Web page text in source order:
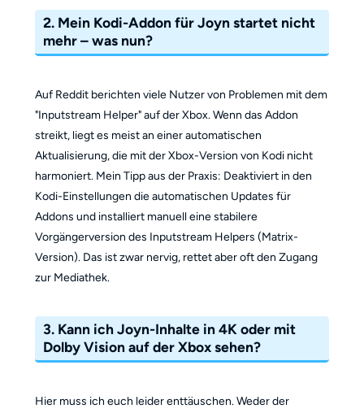
2. Mein Kodi-Addon für Joyn startet nicht
mehr – was nun?
Auf Reddit berichten viele Nutzer von Problemen mit dem
"Inputstream Helper" auf der Xbox. Wenn das Addon
streikt, liegt es meist an einer automatischen
Aktualisierung, die mit der Xbox-Version von Kodi nicht
harmoniert. Mein Tipp aus der Praxis: Deaktiviert in den
Kodi-Einstellungen die automatischen Updates für
Addons und installiert manuell eine stabilere
Vorgängerversion des Inputstream Helpers (Matrix-
Version). Das ist zwar nervig, rettet aber oft den Zugang
zur Mediathek.
3. Kann ich Joyn-Inhalte in 4K oder mit
Dolby Vision auf der Xbox sehen?
Hier muss ich euch leider enttäuschen. Weder der